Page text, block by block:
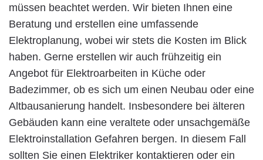
müssen beachtet werden. Wir bieten Ihnen eine
Beratung und erstellen eine umfassende
Elektroplanung, wobei wir stets die Kosten im Blick
haben. Gerne erstellen wir auch frühzeitig ein
Angebot für Elektroarbeiten in Küche oder
Badezimmer, ob es sich um einen Neubau oder eine
Altbausanierung handelt. Insbesondere bei älteren
Gebäuden kann eine veraltete oder unsachgemäße
Elektroinstallation Gefahren bergen. In diesem Fall
sollten Sie einen Elektriker kontaktieren oder ein